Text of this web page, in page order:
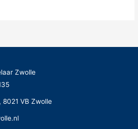
kan
de
productpagina
Zwolle
8021 VB Zwolle